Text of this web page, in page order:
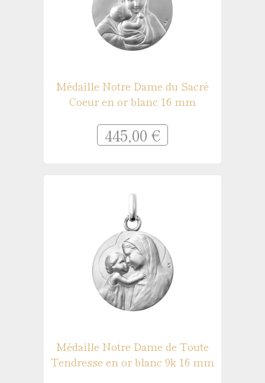
Médaille Notre Dame du Sacré
Coeur en or blanc 16 mm
445,00 €
Médaille Notre Dame de Toute
Tendresse en or blanc 9k 16 mm